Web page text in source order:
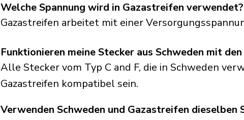
Welche Spannung wird in Gazastreifen verwendet?
Gazastreifen arbeitet mit einer
Funktionieren meine Stecker aus Schweden mit
Alle Stecker vom Typ C and F, die in Schweden
Gazastreifen kompatibel sein.
Verwenden Schweden und Gazastreifen dieselben